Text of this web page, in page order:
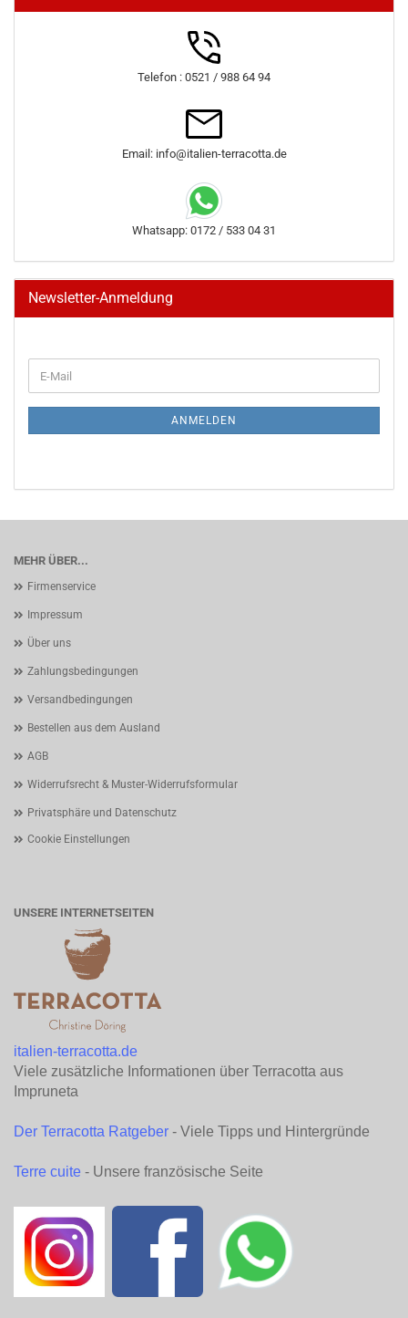
Telefon : 0521 / 988 64 94
Email: info@italien-terracotta.de
Whatsapp: 0172 / 533 04 31
Newsletter-Anmeldung
ZUR
E-
Mail
ANMELDEN
MEHR ÜBER...
Firmenservice
Impressum
Über uns
Zahlungsbedingungen
Versandbedingungen
Bestellen aus dem Ausland
AGB
Widerrufsrecht & Muster-Widerrufsformular
Privatsphäre und Datenschutz
Cookie Einstellungen
UNSERE INTERNETSEITEN
italien-terracotta.de
Viele zusätzliche Informationen über Terracotta aus
Impruneta
Der Terracotta Ratgeber - Viele Tipps und Hintergründe
Terre cuite - Unsere französische Seite